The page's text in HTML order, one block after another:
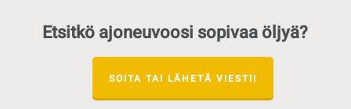
Etsitkö ajoneuvoosi sopivaa öljyä?
SOITA TAI LÄHETÄ VIESTI!